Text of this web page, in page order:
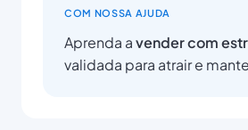
COM NOSSA AJUDA
Aprenda avender com
validada para atrair e